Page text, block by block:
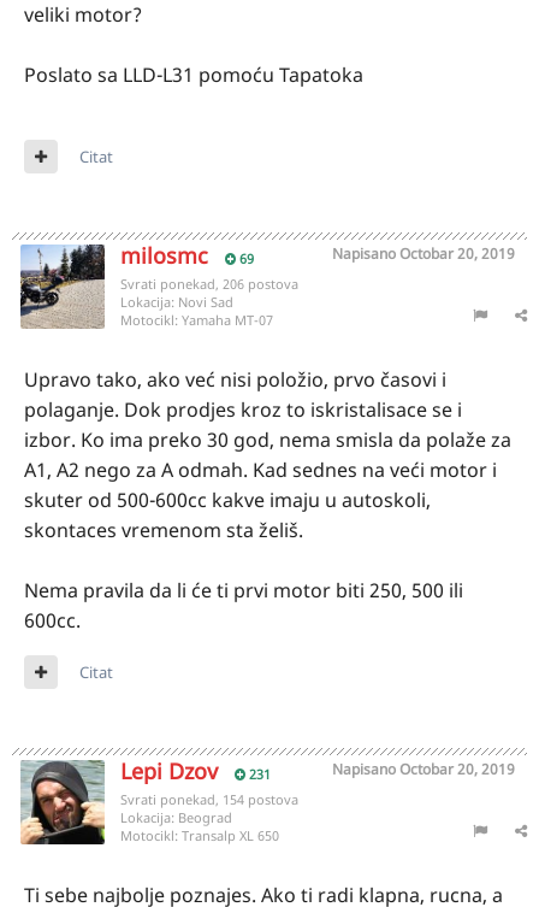
veliki motor?
Poslato sa LLD-L31 pomoću Tapatoka
Citat
milosmc 69 NapisanoOctobar 20, 2019
Svrati ponekad, 206 postova
Lokacija: Novi Sad
Motocikl: Yamaha MT-07
Upravo tako, ako već nisi položio, prvo časovi i
polaganje. Dok prodjes kroz to iskristalisace se i
izbor. Ko ima preko 30 god, nema smisla da polaže za
A1, A2 nego za A odmah. Kad sednes na veći motor i
skuter od 500-600cc kakve imaju u autoskoli,
skontaces vremenom sta želiš.
Nema pravila da li će ti prvi motor biti 250, 500 ili
600cc.
Citat
Lepi Dzov 231 NapisanoOctobar 20, 2019
Svrati ponekad, 154 postova
Lokacija: Beograd
Motocikl: Transalp XL 650
Ti sebe najbolje poznajes. Ako ti radi klapna, rucna, a